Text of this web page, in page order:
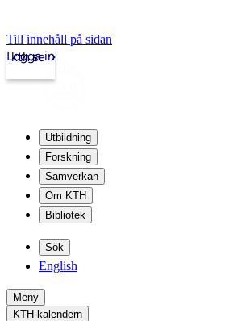
Till innehåll på sidan
kth.se
Logga in
Utbildning
Forskning
Samverkan
Om KTH
Bibliotek
Sök
English
Meny
KTH-kalendern